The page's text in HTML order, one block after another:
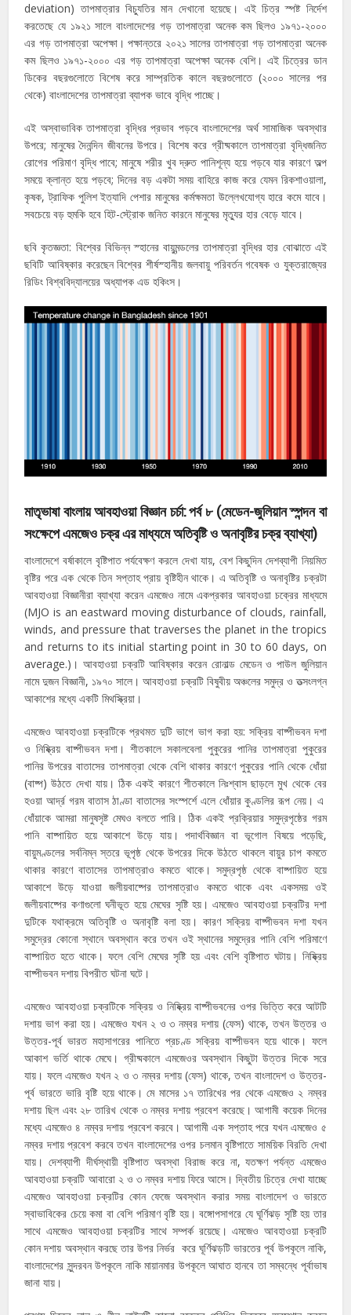
deviation) তাপমাত্রার বিচ্যুতির মান দেখানো হয়েছে। এই চিত্র স্পষ্ট নির্দেশ
করতেছে যে ১৯২১ সালে বাংলাদেশের গড় তাপমাত্রা অনেক কম ছিলও ১৯৭১-২০০০
এর গড় তাপমাত্রা অপেক্ষা। পক্ষান্তরে ২০২১ সালের তাপমাত্রা গড় তাপমাত্রা অনেক
কম ছিলও ১৯৭১-২০০০ এর গড় তাপমাত্রা অপেক্ষা অনেক বেশি। এই চিত্রের ডান
ডিকের বছরগুলোতে বিশেষ করে সাম্প্রতিক কালে বছরগুলোতে (২০০০ সালের পর
থেকে) বাংলাদেশের তাপমাত্রা ব্যাপক ভাবে বৃদ্ধি পাচ্ছে।
এই অস্বাভাবিক তাপমাত্রা বৃদ্ধির প্রভাব পড়বে বাংলাদেশের অর্থ সামাজিক অবস্থার
উপরে; মানুষের দৈনন্দিন জীবনের উপরে। বিশেষ করে গ্রীষ্মকালে তাপমাত্রা বৃদ্ধিজনিত
রোগের পরিমাণ বৃদ্ধি পাবে; মানুষে শরীর খুব দ্রুত পানিশূন্য হয়ে পড়বে যার কারণে অল্প
সময়ে ক্লান্ত হয়ে পড়বে; দিনের বড় একটা সময় বাহিরে কাজ করে যেমন রিকশাওয়ালা,
কৃষক, ট্রাফিক পুলিশ ইত্যাদি পেশার মানুষের কর্মক্ষমতা উল্লেখযোগ্য হারে কমে যাবে।
সবচেয়ে বড় হুমকি হবে হিট-স্ট্রোক জনিত কারনে মানুষের মৃত্যুর হার বেড়ে যাবে।
ছবি কৃতজ্ঞতা: বিশ্বের বিভিন্ন স্হানের বায়ুমন্ডলের তাপমাত্রা বৃদ্ধির হার বোঝাতে এই
ছবিটি আবিষ্কার করেছেন বিশ্বের শীর্ষস্হানীয় জলবায়ু পরিবর্তন গবেষক ও যুক্তরাজ্যের
রিডিং বিশ্ববিদ্যালয়ের অধ্যাপক এড হকিংস।
মাতৃভাষা বাংলায় আবহাওয়া বিজ্ঞান চর্চা: পর্ব৮(মেডেন-জুলিয়ান স্পন্দন বা
সংক্ষেপে এমজেও চক্র এর মাধ্যমে অতিবৃষ্টি ও অনাবৃষ্টির চক্র ব্যাখ্যা)
বাংলাদেশে বর্ষাকালে বৃষ্টিপাত পর্যবেক্ষণ করলে দেখা যায়, বেশ কিছুদিন দেশব্যাপী নিয়মিত
বৃষ্টির পরে এক থেকে তিন সপ্তাহ প্রায় বৃষ্টিহীন থাকে। এ অতিবৃষ্টি ও অনাবৃষ্টির চক্রটা
আবহাওয়া বিজ্ঞানীরা ব্যাখ্যা করেন এমজেও নামে একপ্রকার আবহাওয়া চক্রের মাধ্যমে
(MJO is an eastward moving disturbance of clouds, rainfall,
winds, and pressure that traverses the planet in the tropics
and returns to its initial starting point in 30 to 60 days, on
average.)। আবহাওয়া চক্রটি আবিষ্কার করেন রোনাল্ড মেডেন ও পাউল জুলিয়ান
নামে দুজন বিজ্ঞানী, ১৯৭০ সালে। আবহাওয়া চক্রটি বিষুবীয় অঞ্চলের সমুদ্র ও তত্সংলগ্ন
আকাশের মধ্যে একটি মিথস্ক্রিয়া।
এমজেও আবহাওয়া চক্রটিকে প্রথমত দুটি ভাগে ভাগ করা হয়: সক্রিয় বাষ্পীভবন দশা
ও নিষ্ক্রিয় বাষ্পীভবন দশা। শীতকালে সকালবেলা পুকুরের পানির তাপমাত্রা পুকুরের
পানির উপরের বাতাসের তাপমাত্রা থেকে বেশি থাকার কারণে পুকুরের পানি থেকে ধোঁয়া
(বাষ্প) উঠতে দেখা যায়। ঠিক একই কারণে শীতকালে নিঃশ্বাস ছাড়লে মুখ থেকে বের
হওয়া আর্দ্র গরম বাতাস ঠাণ্ডা বাতাসের সংস্পর্শে এলে ধোঁয়ার কুণ্ডলির রূপ নেয়। এ
ধোঁয়াকে আমরা মানুষসৃষ্ট মেঘও বলতে পারি। ঠিক একই প্রক্রিয়ার সমুদ্রপৃষ্ঠের গরম
পানি বাষ্পায়িত হয়ে আকাশে উড়ে যায়। পদার্থবিজ্ঞান বা ভূগোল বিষয়ে পড়েছি,
বায়ুমণ্ডলের সর্বনিম্ন স্তরে ভূপৃষ্ঠ থেকে উপরের দিকে উঠতে থাকলে বায়ুর চাপ কমতে
থাকার কারণে বাতাসের তাপমাত্রাও কমতে থাকে। সমুদ্রপৃষ্ঠ থেকে বাষ্পায়িত হয়ে
আকাশে উড়ে যাওয়া জলীয়বাষ্পের তাপমাত্রাও কমতে থাকে এবং একসময় ওই
জলীয়বাষ্পের কণাগুলো ঘনীভূত হয়ে মেঘের সৃষ্টি হয়। এমজেও আবহাওয়া চক্রটির দশা
দুটিকে যথাক্রমে অতিবৃষ্টি ও অনাবৃষ্টি বলা হয়। কারণ সক্রিয় বাষ্পীভবন দশা যখন
সমুদ্রের কোনো স্থানে অবস্থান করে তখন ওই স্থানের সমুদ্রের পানি বেশি পরিমাণে
বাষ্পায়িত হতে থাকে। ফলে বেশি মেঘের সৃষ্টি হয় এবং বেশি বৃষ্টিপাত ঘটায়। নিষ্ক্রিয়
বাষ্পীভবন দশায় বিপরীত ঘটনা ঘটে।
এমজেও আবহাওয়া চক্রটিকে সক্রিয় ও নিষ্ক্রিয় বাষ্পীভবনের ওপর ভিত্তি করে আটটি
দশায় ভাগ করা হয়। এমজেও যখন ২ ও ৩ নম্বর দশায় (ফেস) থাকে, তখন উত্তর ও
উত্তর-পূর্ব ভারত মহাসাগরের পানিতে প্রচণ্ড সক্রিয় বাষ্পীভবন হয়ে থাকে। ফলে
আকাশ ভর্তি থাকে মেঘে। গ্রীষ্মকালে এমজেওর অবস্থান কিছুটা উত্তর দিকে সরে
যায়। ফলে এমজেও যখন ২ ও ৩ নম্বর দশায় (ফেস) থাকে, তখন বাংলাদেশ ও উত্তর-
পূর্ব ভারতে ভারি বৃষ্টি হয়ে থাকে। মে মাসের ১৭ তারিখের পর থেকে এমজেও ২ নম্বর
দশায় ছিল এবং ২৮ তারিখ থেকে ৩ নম্বর দশায় প্রবেশ করেছে। আগামী কয়েক দিনের
মধ্যে এমজেও ৪ নম্বর দশায় প্রবেশ করবে। আগামী এক সপ্তাহ পরে যখন এমজেও ৫
নম্বর দশায় প্রবেশ করবে তখন বাংলাদেশের ওপর চলমান বৃষ্টিপাতে সাময়িক বিরতি দেখা
যায়। দেশব্যাপী দীর্ঘস্থায়ী বৃষ্টিপাত অবস্থা বিরাজ করে না, যতক্ষণ পর্যন্ত এমজেও
আবহাওয়া চক্রটি আবারো ২ ও ৩ নম্বর দশায় ফিরে আসে। দ্বিতীয় চিত্রে দেখা যাচ্ছে
এমজেও আবহাওয়া চক্রটির কোন ফেজে অবস্থান করার সময় বাংলাদেশ ও ভারতে
স্বাভাবিকের চেয়ে কমা বা বেশি পরিমাণ বৃষ্টি হয়। বঙ্গোপসাগরে যে ঘূর্ণিঝড় সৃষ্টি হয় তার
সাথে এমজেও আবহাওয়া চক্রটির সাথে সম্পর্ক রয়েছে। এমজেও আবহাওয়া চক্রটি
কোন দশায় অবস্থান করছে তার উপর নির্ভর করে ঘূর্ণিঝড়টি ভারতের পূর্ব উপকূলে নাকি,
বাংলাদেশের সুন্দরবন উপকূলে নাকি মায়ানমার উপকূলে আঘাত হানবে তা সম্বন্ধে পূর্বাভাষ
জানা যায়।